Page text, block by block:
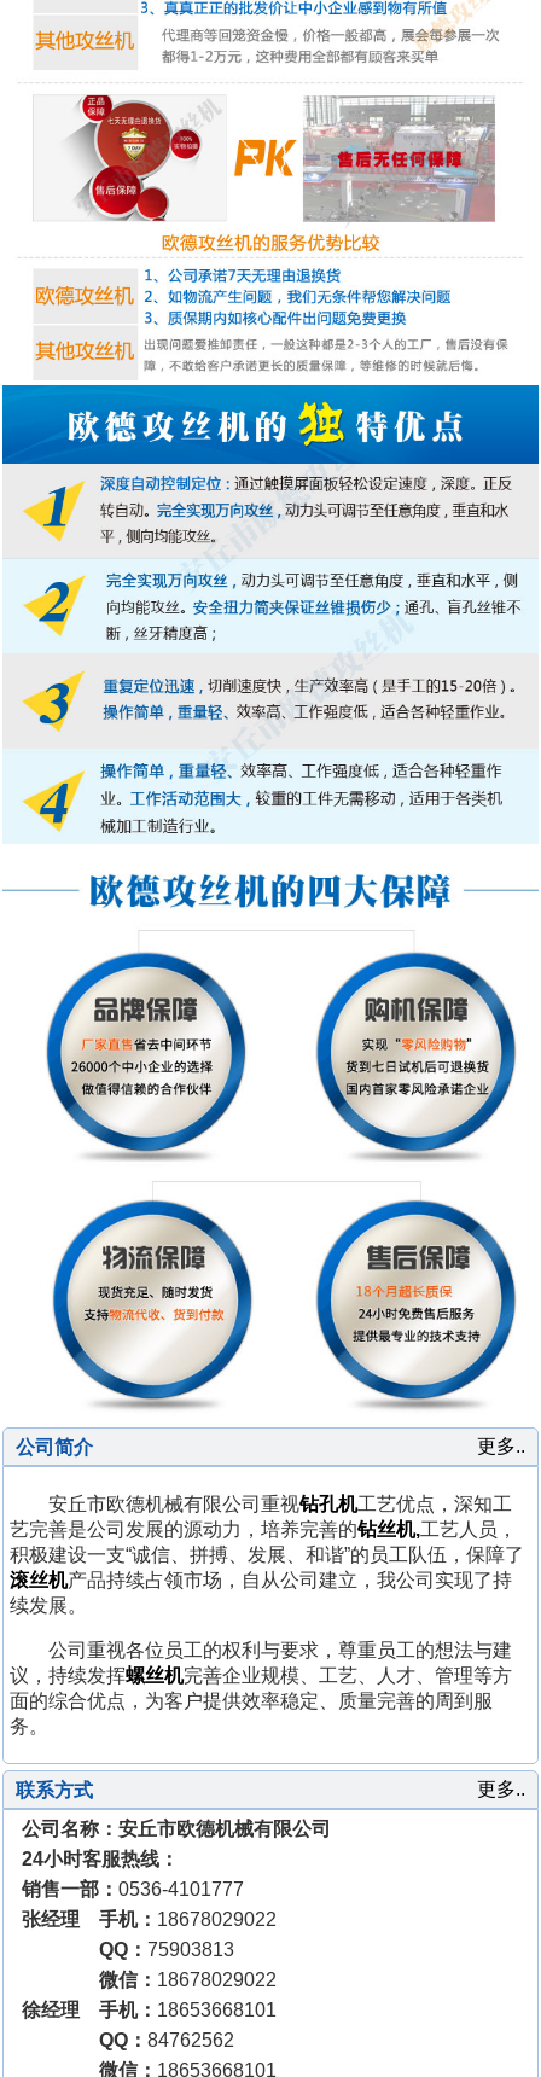
更多..
公司简介
安丘市欧德机械有限公司重视钻孔机工艺优点，深知工
艺完善是公司发展的源动力，培养完善的钻丝机,工艺人员，
积极建设一支“诚信、拼搏、发展、和谐”的员工队伍，保障了
滚丝机产品持续占领市场，自从公司建立，我公司实现了持
续发展。
公司重视各位员工的权利与要求，尊重员工的想法与建
议，持续发挥螺丝机完善企业规模、工艺、人才、管理等方
面的综合优点，为客户提供效率稳定、质量完善的周到服
务。
更多..
联系方式
公司名称：安丘市欧德机械有限公司
24小时客服热线：
销售一部：0536-4101777
张经理 手机： 18678029022
QQ：75903813
微信： 18678029022
徐经理 手机： 18653668101
QQ：84762562
微信： 18653668101